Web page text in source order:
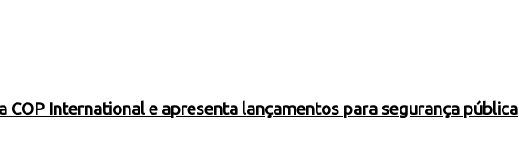
COP International e apresenta lançamentos para segurança pública